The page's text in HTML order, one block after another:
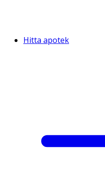
Hitta apotek